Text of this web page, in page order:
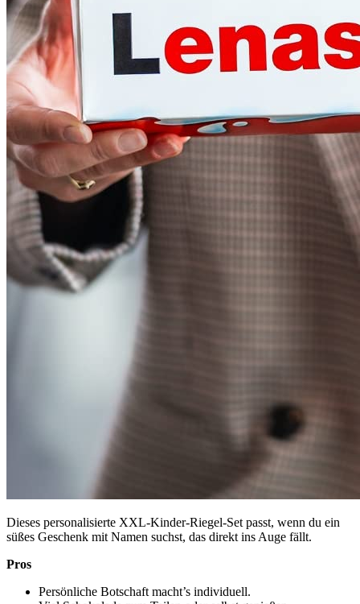
Dieses personalisierte XXL-Kinder-Riegel-Set passt, wenn du ein
süßes Geschenk mit Namen suchst, das direkt ins Auge fällt.
Pros
Persönliche Botschaft macht’s individuell.